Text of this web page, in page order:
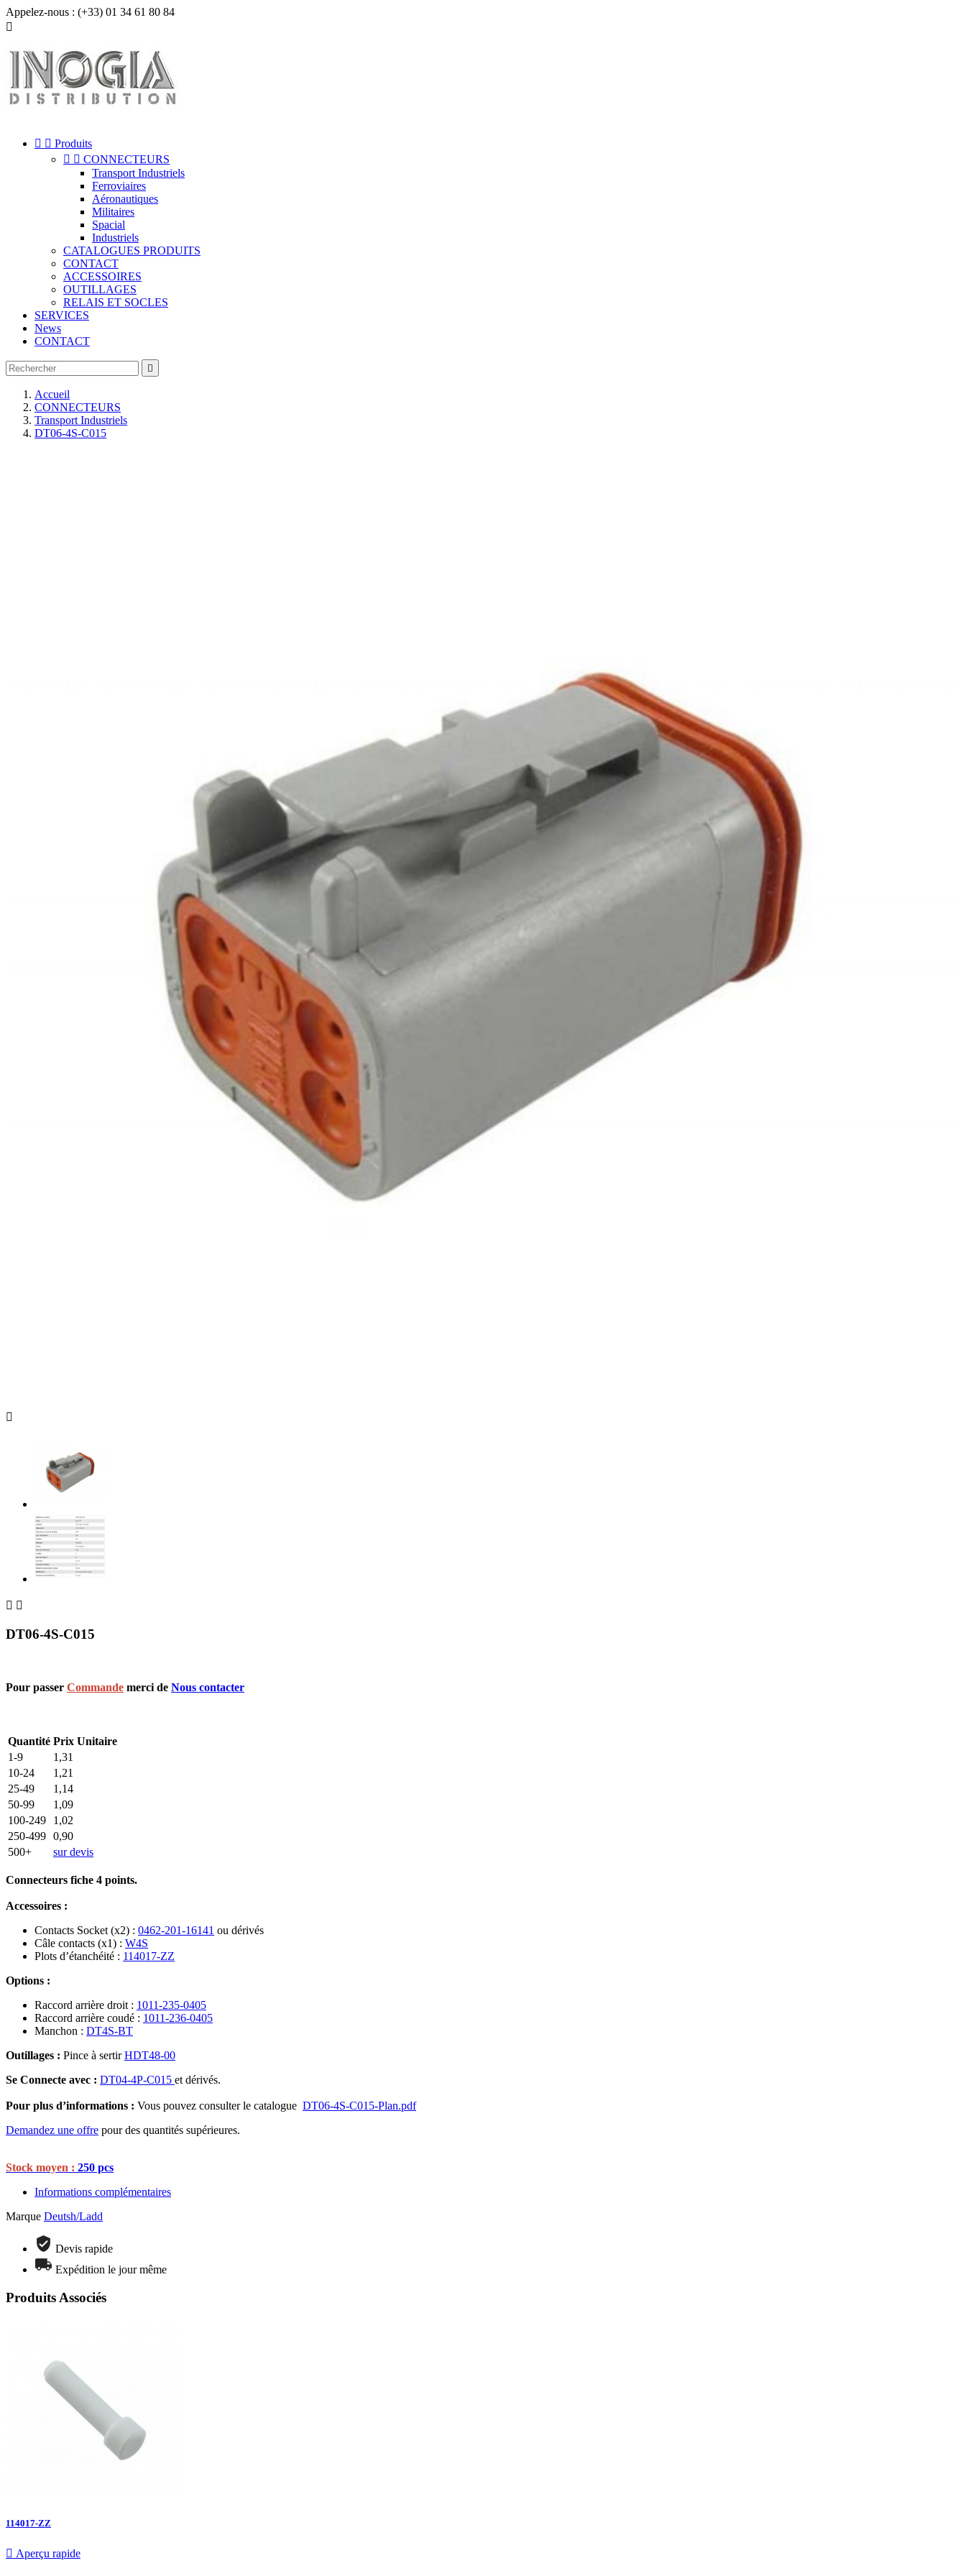
Appelez-nous : (+33) 01 34 61 80 84

  Produits
  CONNECTEURS
Transport Industriels
Ferroviaires
Aéronautiques
Militaires
Spacial
Industriels
CATALOGUES PRODUITS
CONTACT
ACCESSOIRES
OUTILLAGES
RELAIS ET SOCLES
SERVICES
News
CONTACT

Accueil
CONNECTEURS
Transport Industriels
DT06-4S-C015

 
DT06-4S-C015
Pour passer Commande merci de Nous contacter
Quantité Prix Unitaire
1-9
1,31
10-24
1,21
25-49
1,14
50-99
1,09
100-249
1,02
250-499 0,90
500+
sur devis
Connecteurs fiche 4 points.
Accessoires :
Contacts Socket (x2) : 0462-201-16141 ou dérivés
Câle contacts (x1) : W4S
Plots d’étanchéité : 114017-ZZ
Options :
Raccord arrière droit : 1011-235-0405
Raccord arrière coudé : 1011-236-0405
Manchon : DT4S-BT
Outillages : Pince à sertirHDT48-00
Se Connecte avec : DT04-4P-C015 et dérivés.
Pour plus d’informations : Vous pouvez consulter le catalogue DT06-4S-C015-Plan.pdf
Demandez une offre pour des quantités supérieures.
Stock moyen : 250 pcs
Informations complémentaires
Marque Deutsh/Ladd
Devis rapide
Expédition le jour même
Produits Associés
114017-ZZ
 Aperçu rapide